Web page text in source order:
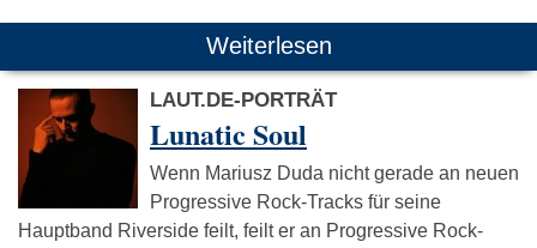
Weiterlesen
LAUT.DE-PORTRÄT
Lunatic Soul
Wenn Mariusz Duda nicht gerade an neuen
Progressive Rock-Tracks für seine
Hauptband Riverside feilt, feilt er an Progressive Rock-